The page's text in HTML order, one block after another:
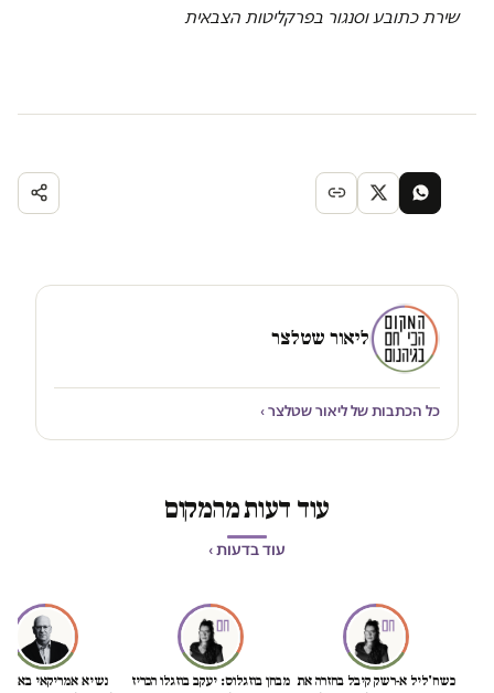
שירת כתובע וסנגור בפרקליטות הצבאית
ליאור שטלצר
כל הכתבות של ליאור שטלצר ›
עוד דעות מהמקום
עוד בדעות ›
כשח'ליל א-רשק קיבל בחזרה את מבחן בוזגלוס: יעקב בוזגלו הכריז
נשיא אמריקאי באמת